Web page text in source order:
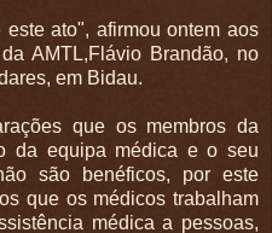
ato", afirmou ontem aos
AMTL,Flávio Brandão, no
em Bidau.
que os membros da
da equipa médica e o seu
são benéficos, por este
que os médicos trabalham
médica a pessoas,